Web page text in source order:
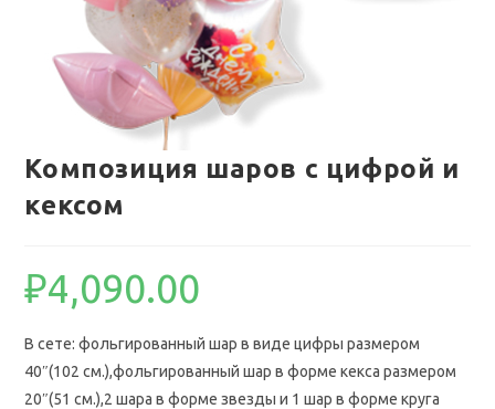
Композиция шаров с цифрой и
кексом
₽4,090.00
В сете: фольгированный шар в виде цифры размером
40″(102 см.),фольгированный шар в форме кекса размером
20″(51 см.),2 шара в форме звезды и 1 шар в форме круга